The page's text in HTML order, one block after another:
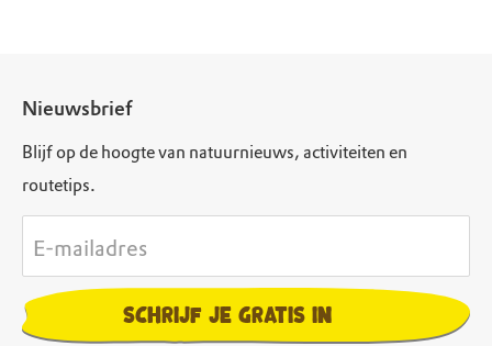
Nieuwsbrief
Blijf op de hoogte van natuurnieuws, activiteiten en
routetips.
E-mailadres
Schrijf je gratis in